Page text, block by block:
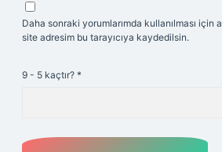
Daha sonraki yorumlarımda kullanılması için
site adresim bu tarayıcıya kaydedilsin.
9 - 5 kaçtır? *